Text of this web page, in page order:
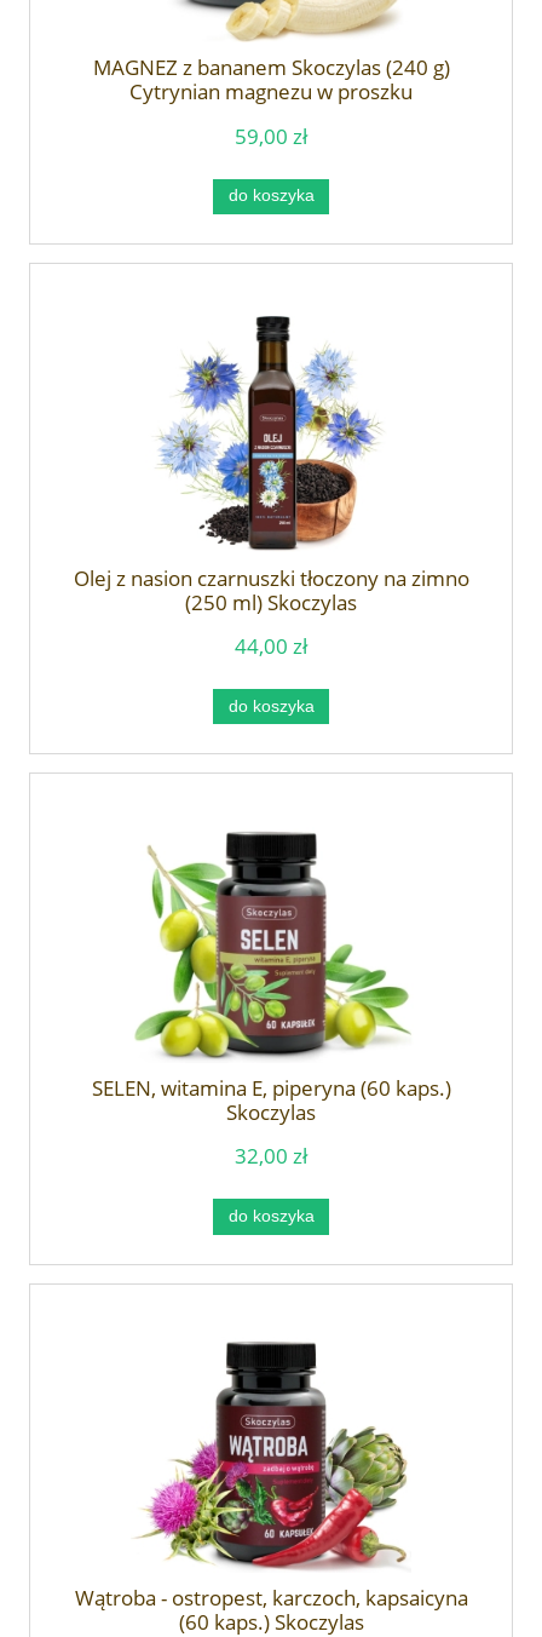
MAGNEZ z bananem Skoczylas (240 g)
Cytrynian magnezu w proszku
59,00 zł
do koszyka
Olej z nasion czarnuszki tłoczony na zimno
(250 ml) Skoczylas
44,00 zł
do koszyka
SELEN, witamina E, piperyna (60 kaps.)
Skoczylas
32,00 zł
do koszyka
Wątroba - ostropest, karczoch, kapsaicyna
(60 kaps.) Skoczylas